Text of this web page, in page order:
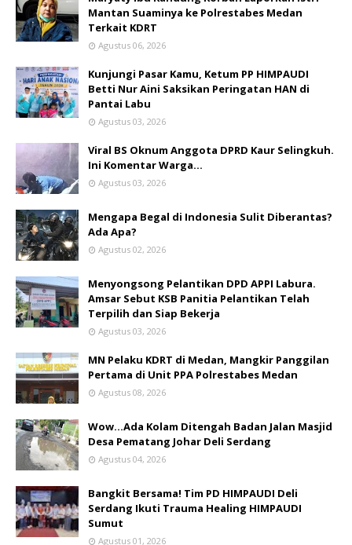
Mantan Suaminya ke Polrestabes Medan
Terkait KDRT
Agustus 06, 2026
Kunjungi Pasar Kamu, Ketum PP HIMPAUDI
Betti Nur Aini Saksikan Peringatan HAN di
Pantai Labu
Agustus 03, 2026
Viral BS Oknum Anggota DPRD Kaur Selingkuh.
Ini Komentar Warga…
Agustus 03, 2026
Mengapa Begal di Indonesia Sulit Diberantas?
Ada Apa?
Agustus 02, 2026
Menyongsong Pelantikan DPD APPI Labura.
Amsar Sebut KSB Panitia Pelantikan Telah
Terpilih dan Siap Bekerja
Agustus 03, 2026
MN Pelaku KDRT di Medan, Mangkir Panggilan
Pertama di Unit PPA Polrestabes Medan
Agustus 08, 2026
Wow...Ada Kolam Ditengah Badan Jalan Masjid
Desa Pematang Johar Deli Serdang
Agustus 04, 2026
Bangkit Bersama! Tim PD HIMPAUDI Deli
Serdang Ikuti Trauma Healing HIMPAUDI
Sumut
Agustus 01, 2026